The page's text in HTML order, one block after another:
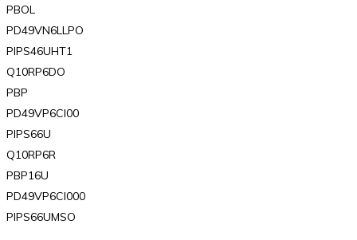
PBOL
PD49VN6LLPO
PIPS46UHT1
Q10RP6DO
PBP
PD49VP6Cl00
PIPS66U
Q10RP6R
PBP16U
PD49VP6Cl000
PIPS66UMSO